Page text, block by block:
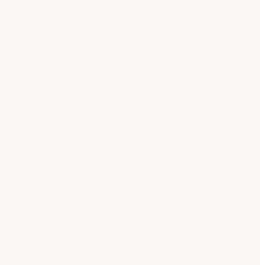
biedt
handige tool voor het